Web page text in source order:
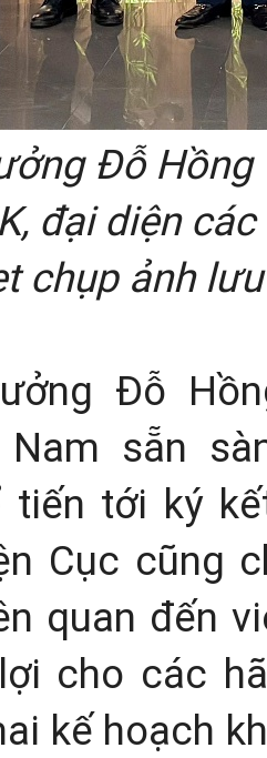
Đỗ
đại diện
chụp ảnh
Đỗ
Nam sẵn
tiến tới ký
Cục cũng
quan đến
cho các
kế hoạch